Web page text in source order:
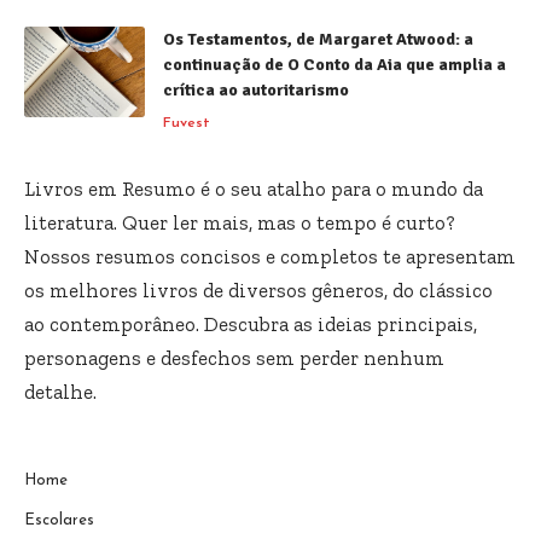
Os Testamentos, de Margaret Atwood: a
continuação de O Conto da Aia que amplia a
crítica ao autoritarismo
Fuvest
Livros em Resumo é o seu atalho para o mundo da
literatura. Quer ler mais, mas o tempo é curto?
Nossos resumos concisos e completos te apresentam
os melhores livros de diversos gêneros, do clássico
ao contemporâneo. Descubra as ideias principais,
personagens e desfechos sem perder nenhum
detalhe.
Home
Escolares